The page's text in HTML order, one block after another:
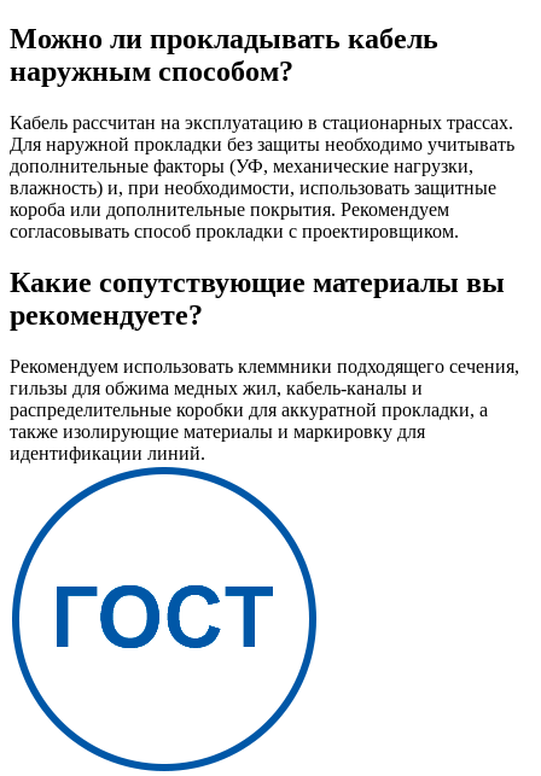
Можно ли прокладывать кабель
наружным способом?
Кабель рассчитан на эксплуатацию в стационарных трассах.
Для наружной прокладки без защиты необходимо учитывать
дополнительные факторы (УФ, механические нагрузки,
влажность) и, при необходимости, использовать защитные
короба или дополнительные покрытия. Рекомендуем
согласовывать способ прокладки с проектировщиком.
Какие сопутствующие материалы вы
рекомендуете?
Рекомендуем использовать клеммники подходящего сечения,
гильзы для обжима медных жил, кабель-каналы и
распределительные коробки для аккуратной прокладки, а
также изолирующие материалы и маркировку для
идентификации линий.